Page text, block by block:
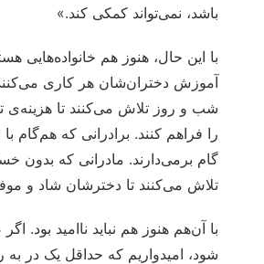
باشد، نمی‌تواند کمکی کند.»
با این حال، هنوز هم خانواده‌هایی
آموزش دختران‌شان هر کاری
شب و روز تلاش می‌کنند تا هزینه‌ی
را فراهم کنند. برادرانی که هم‌گام
گام برمی‌دارند. مادرانی که بدون
تلاش می‌کنند تا دخترشان شاد و
با آن‌هم هنوز هم نباید ناامید بود.
شود، امیدواریم که حداقل یک در به